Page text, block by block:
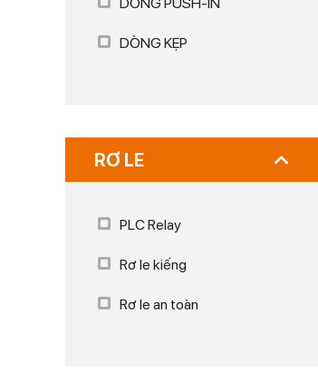
DÒNG KẸP
RƠ LE
PLC Relay
Rơ le kiếng
Rơ le an toàn